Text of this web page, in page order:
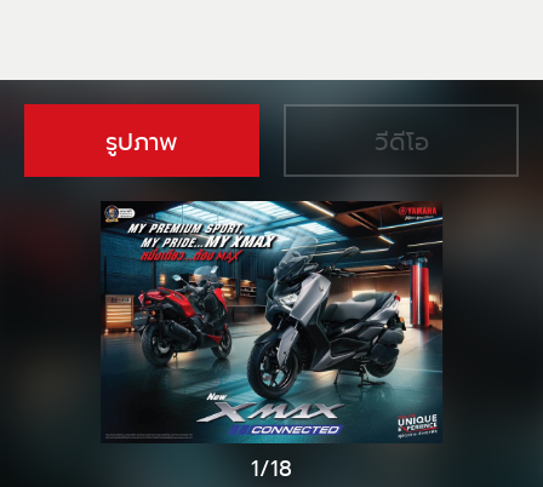
รูปภาพ วีดีโอ
1/18